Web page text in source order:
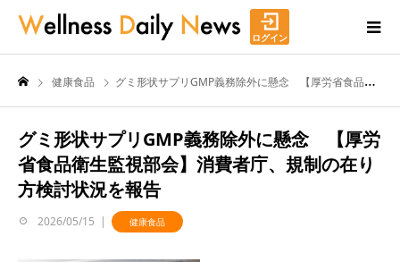
ログイン
健康食品 グミ形状サプリGMP義務除外に懸念 【厚労省食品衛生監視部会】消費者庁、規制の在り方検討状況を報告
グミ形状サプリGMP義務除外に懸念 【厚労
省食品衛生監視部会】消費者庁、規制の在り
方検討状況を報告
2026/05/15 健康食品